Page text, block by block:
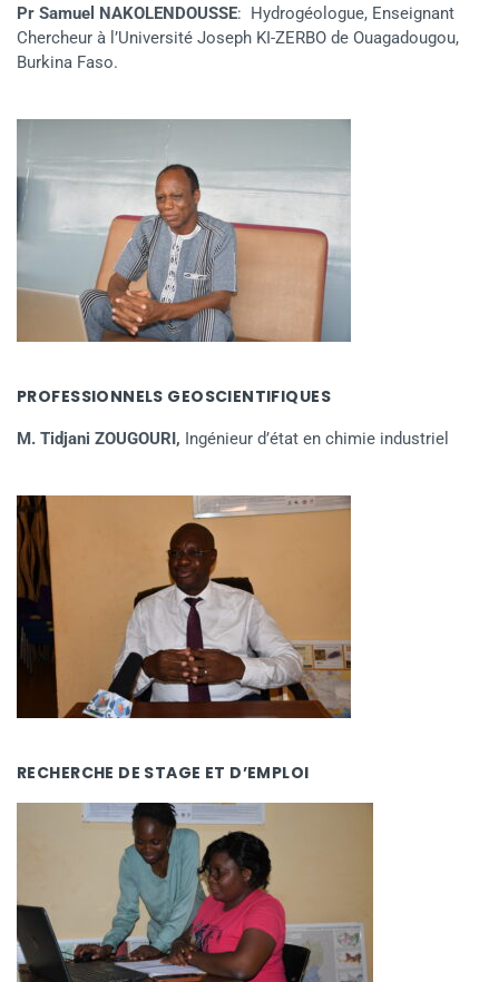
Pr Samuel NAKOLENDOUSSE: Hydrogéologue, Enseignant
Chercheur à l’Université Joseph KI-ZERBO de Ouagadougou,
Burkina Faso.
PROFESSIONNELS GEOSCIENTIFIQUES
M. Tidjani ZOUGOURI, Ingénieur d’état en chimie industriel
RECHERCHE DE STAGE ET D’EMPLOI